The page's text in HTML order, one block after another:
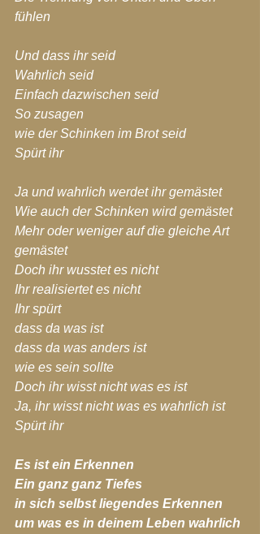
fühlen
Und dass ihr seid
Wahrlich seid
Einfach dazwischen seid
So zusagen
wie der Schinken im Brot seid
Spürt ihr
Ja und wahrlich werdet ihr gemästet
Wie auch der Schinken wird gemästet
Mehr oder weniger auf die gleiche Art
gemästet
Doch ihr wusstet es nicht
Ihr realisiertet es nicht
Ihr spürt
dass da was ist
dass da was anders ist
wie es sein sollte
Doch ihr wisst nicht was es ist
Ja, ihr wisst nicht was es wahrlich ist
Spürt ihr
Es ist ein Erkennen
Ein ganz ganz Tiefes
in sich selbst liegendes Erkennen
um was es in deinem Leben wahrlich